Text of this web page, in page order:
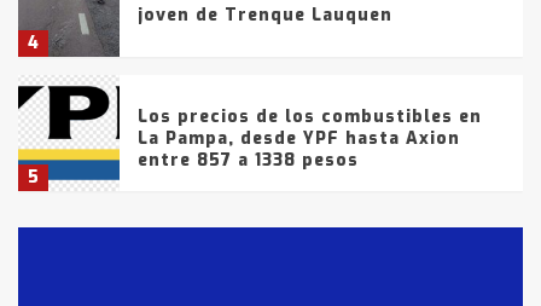
4
joven de Trenque Lauquen
5
Los precios de los combustibles en
La Pampa, desde YPF hasta Axion
entre 857 a 1338 pesos